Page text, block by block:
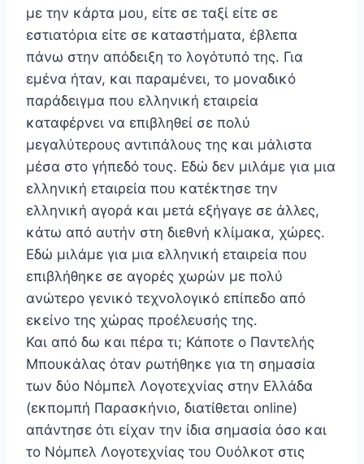
με την κάρτα μου, είτε σε ταξί είτε σε
εστιατόρια είτε σε καταστήματα, έβλεπα
πάνω στην απόδειξη το λογότυπό της. Για
εμένα ήταν, και παραμένει, το μοναδικό
παράδειγμα που ελληνική εταιρεία
καταφέρνει να επιβληθεί σε πολύ
μεγαλύτερους αντιπάλους της και μάλιστα
μέσα στο γήπεδό τους. Εδώ δεν μιλάμε για μια
ελληνική εταιρεία που κατέκτησε την
ελληνική αγορά και μετά εξήγαγε σε άλλες,
κάτω από αυτήν στη διεθνή κλίμακα, χώρες.
Εδώ μιλάμε για μια ελληνική εταιρεία που
επιβλήθηκε σε αγορές χωρών με πολύ
ανώτερο γενικό τεχνολογικό επίπεδο από
εκείνο της χώρας προέλευσής της.
Και από δω και πέρα τι; Κάποτε ο Παντελής
Μπουκάλας όταν ρωτήθηκε για τη σημασία
των δύο Νόμπελ Λογοτεχνίας στην Ελλάδα
(εκπομπή Παρασκήνιο, διατίθεται online)
απάντησε ότι είχαν την ίδια σημασία όσο και
το Νόμπελ Λογοτεχνίας του Ουόλκοτ στις